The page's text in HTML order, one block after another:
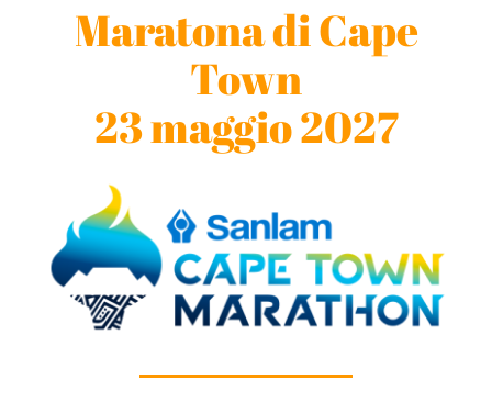
Maratona di Cape
Town
23 maggio 2027